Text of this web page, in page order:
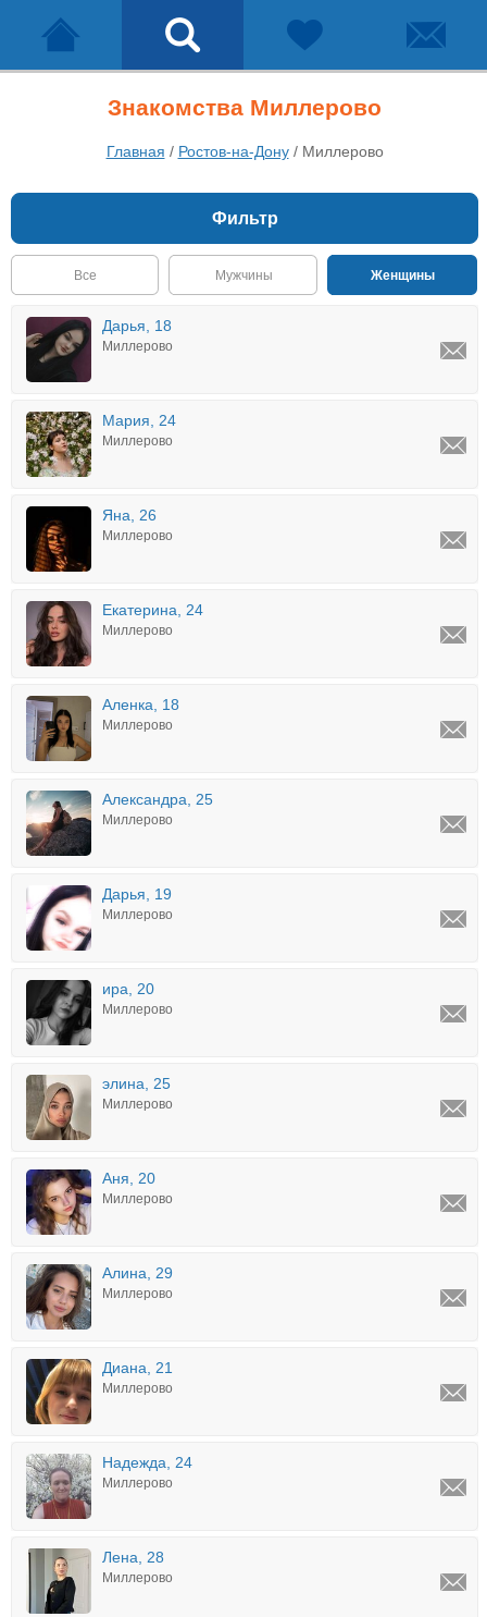
Знакомства Миллерово
Главная / Ростов-на-Дону/ Миллерово
Фильтр
Все Мужчины Женщины
Дарья, 18
Миллерово
Мария, 24
Миллерово
Яна, 26
Миллерово
Екатерина, 24
Миллерово
Аленка, 18
Миллерово
Александра, 25
Миллерово
Дарья, 19
Миллерово
ира, 20
Миллерово
элина, 25
Миллерово
Аня, 20
Миллерово
Алина, 29
Миллерово
Диана, 21
Миллерово
Надежда, 24
Миллерово
Лена, 28
Миллерово